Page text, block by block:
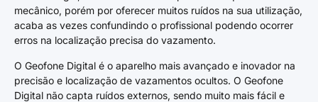
mecânico, porém por oferecer muitos ruídos na sua utilização,
acaba as vezes confundindo o profissional podendo ocorrer
erros na localização precisa do vazamento.
O Geofone Digital é o aparelho mais avançado e inovador na
precisão e localização de vazamentos ocultos. O Geofone
Digital não capta ruídos externos, sendo muito mais fácil e